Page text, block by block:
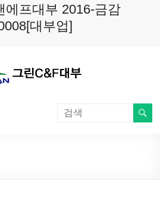
에프대부 2016-금감
대부업]